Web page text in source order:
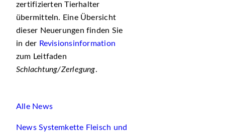
zertifizierten Tierhalter
übermitteln. Eine Übersicht
dieser Neuerungen finden Sie
in der Revisionsinformation
zum Leitfaden
Schlachtung/Zerlegung.
Alle News
News Systemkette Fleisch und